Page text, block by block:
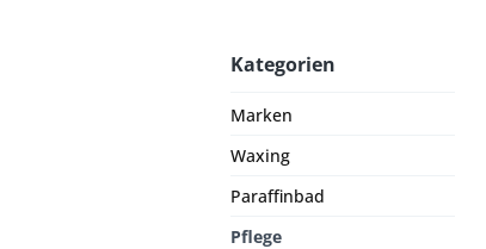
Kategorien
Marken
Waxing
Paraffinbad
Pflege